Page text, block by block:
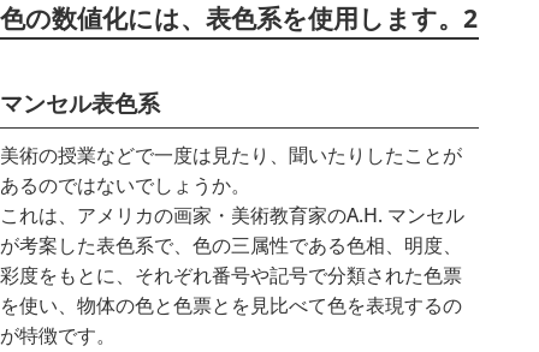
色の数値化には、表色系を使用します。2
マンセル表色系
美術の授業などで一度は見たり、聞いたりしたことが
あるのではないでしょうか。
これは、アメリカの画家・美術教育家のA.H. マンセル
が考案した表色系で、色の三属性である色相、明度、
彩度をもとに、それぞれ番号や記号で分類された色票
を使い、物体の色と色票とを見比べて色を表現するの
が特徴です。